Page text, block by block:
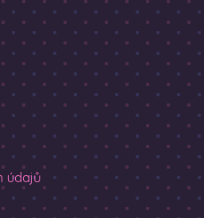
údajů